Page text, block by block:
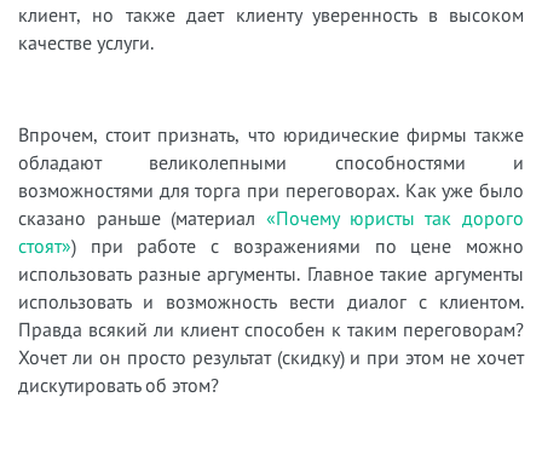
клиент, но также дает клиенту уверенность в высоком
качестве услуги.
Впрочем, стоит признать, что юридические фирмы также
обладают великолепными способностями и
возможностями для торга при переговорах. Как уже было
сказано раньше (материал «Почему юристы так дорого
стоят») при работе с возражениями по цене можно
использовать разные аргументы. Главное такие аргументы
использовать и возможность вести диалог с клиентом.
Правда всякий ли клиент способен к таким переговорам?
Хочет ли он просто результат (скидку) и при этом не хочет
дискутировать об этом?